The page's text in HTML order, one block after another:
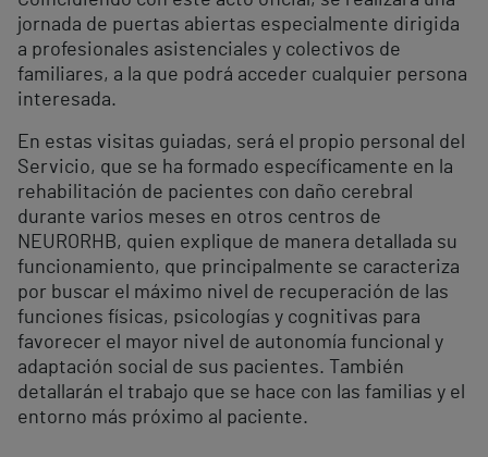
jornada de puertas abiertas especialmente dirigida
a profesionales asistenciales y colectivos de
familiares, a la que podrá acceder cualquier persona
interesada.
En estas visitas guiadas, será el propio personal del
Servicio, que se ha formado específicamente en la
rehabilitación de pacientes con daño cerebral
durante varios meses en otros centros de
NEURORHB, quien explique de manera detallada su
funcionamiento, que principalmente se caracteriza
por buscar el máximo nivel de recuperación de las
funciones físicas, psicologías y cognitivas para
favorecer el mayor nivel de autonomía funcional y
adaptación social de sus pacientes. También
detallarán el trabajo que se hace con las familias y el
entorno más próximo al paciente.